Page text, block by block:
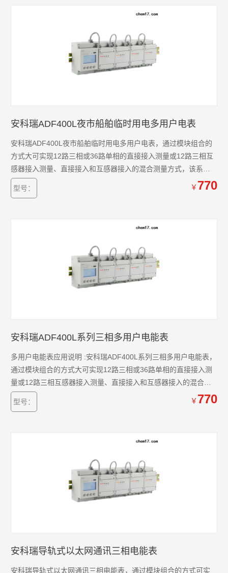
安科瑞ADF400L夜市船舶临时用电多用户电表
安科瑞ADF400L夜市船舶临时用电多用户电表，通过模块组合的
方式大可实现12路三相或36路单相的直接接入测量或12路三相互
感器接入测量、直接接入和互感器接入的混合测量方式，该系列
电能表因准确度高、集中安装、集中管理、安装灵活性高，互不
干扰等优势深受小区、学校、企业等的青睐。该系列仪表支持预
型号： ￥ 770
安科瑞ADF400L系列三相多用户电能表
多用户电能表应用说明 :安科瑞ADF400L系列三相多用户电能表，
通过模块组合的方式大可实现12路三相或36路单相的直接接入测
量或12路三相互感器接入测量、直接接入和互感器接入的混合测
量方式，该系列电能表因准确度高、集中安装、集中管理、安装
灵活性高，互不干扰等优势深受小区、学校、企业等的青睐。该
型号： ￥ 770
安科瑞导轨式以太网通讯三相电能表
安科瑞导轨式以太网通讯三相电能表，通过模块组合的方式可实